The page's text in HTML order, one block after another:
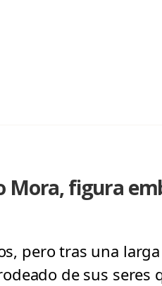
Mora, figura
pero tras una
de sus